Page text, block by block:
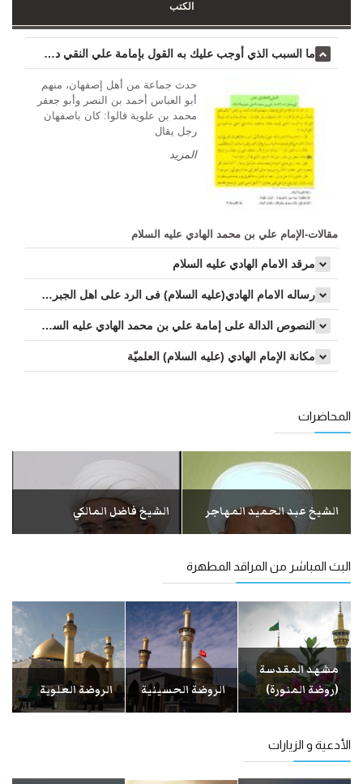
الکتب
ما السبب الذي أوجب عليك به القول بإمامة علي النقي دون غيره من أهل الزمان ؟...
حدث جماعة من أهل إصفهان، منهم
أبو العباس أحمد بن النصر وأبو جعفر
محمد بن علوية قالوا: كان باصفهان
رجل يقال
المزید
مقالات-الإمام علي بن محمد الهادي عليه السلام
مرقد الامام الهادي عليه السلام
رساله الامام الهادي(عليه السلام) فى الرد على اهل الجبر والتفويض (واثبات العدل والمنزلة بين المنزلتين...
النصوص الدالة على إمامة علي بن محمد الهادي علیه السلام
مكانة الإمام الهادي (عليه السلام) العلميّة
المحاضرات
الشيخ عبد الحميد المهاجر الشيخ فاضل المالكي
البث المباشر من المراقد المطهرة
مشهد المقدسة
(روضة المنورة)
الروضة الحسينية الروضة العلوية
الأدعية و الزيارات